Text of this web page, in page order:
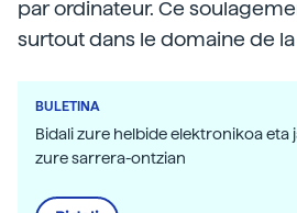
par ordinateur. Ce
surtout dans le domaine de
BULETINA
Bidali zure helbide elektronikoa eta
zure sarrera-ontzian